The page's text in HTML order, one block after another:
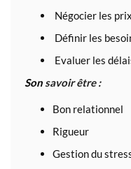
Négocier les prix
Définir les
Evaluer les
Son savoir être:
Bon relationnel
Rigueur
Gestion du